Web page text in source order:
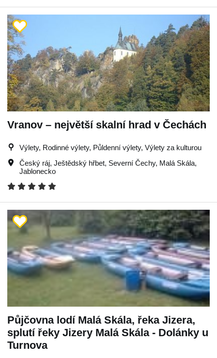
Vranov – největší skalní hrad v Čechách
Výlety, Rodinné výlety, Půldenní výlety, Výlety za kulturou
Český ráj, Ještědský hřbet, Severní Čechy, Malá Skála,
Jablonecko
Půjčovna lodí Malá Skála, řeka Jizera,
splutí řeky Jizery Malá Skála - Dolánky u
Turnova